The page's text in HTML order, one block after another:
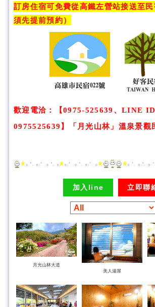
訂房住宿可免費從高鐵左營站接送至民
須先提前預約）
歡迎電洽 ：
【0975-525639、LINE ID
0975525639】
「 月光山林 」溫泉景觀
加入line 立即聯
月光山林大道
美人湯屋